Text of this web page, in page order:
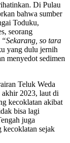
Di Pulau
bahwa sumber
Toduku,
seorang
“Sekarang, so tara
yang dulu jernih
menyedot sedimen
Teluk Weda
akhir 2023, laut di
kecoklatan akibat
bisa lagi
juga
kecoklatan sejak